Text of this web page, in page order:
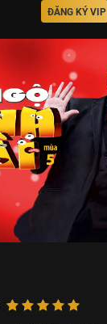
ĐĂNG KÝ VIP